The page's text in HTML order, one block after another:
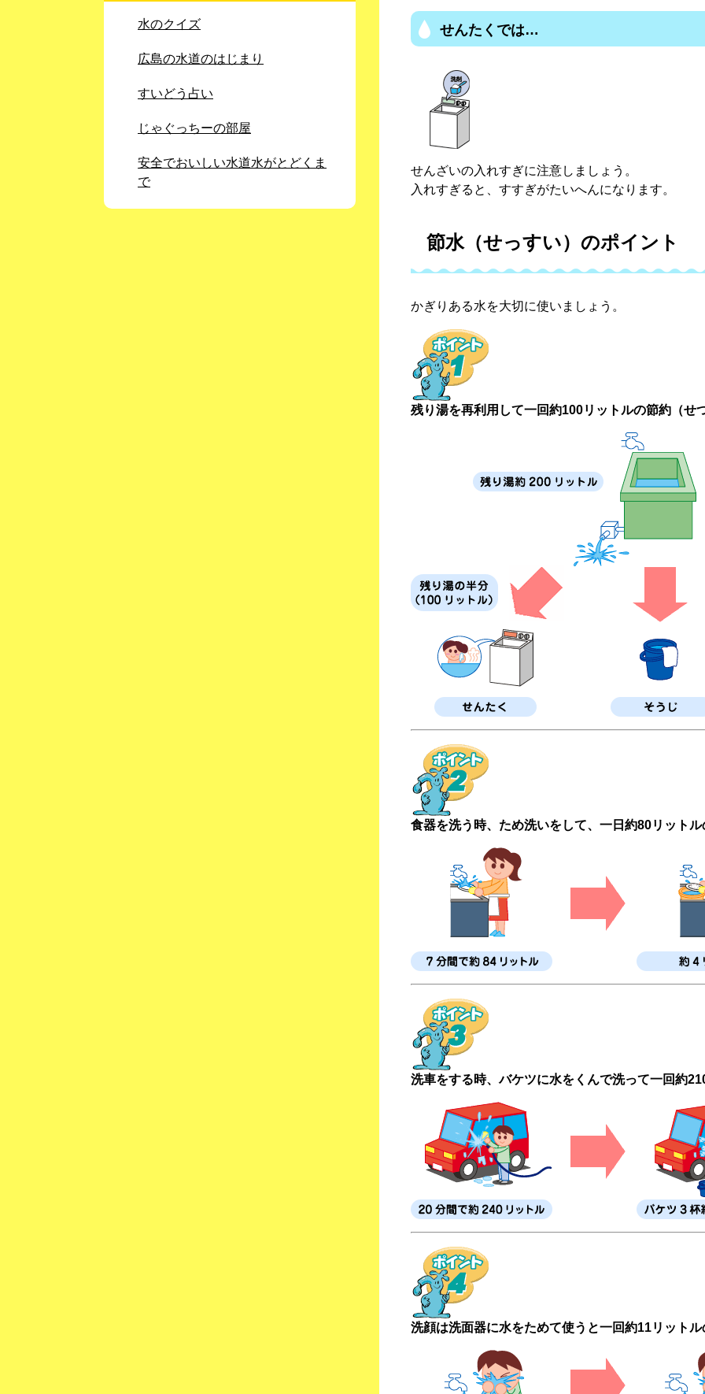
せんたくでは…
せんざいの入れすぎに注意しましょう。
入れすぎると、すすぎがたいへんになります。
節水（せっすい）のポイント
かぎりある水を大切に使いましょう。
残り湯を再利用して一回約100リットルの節約（せ
食器を洗う時、ため洗いをして、一日約80リットル
洗車をする時、バケツに水をくんで洗って一回約
洗顔は洗面器に水をためて使うと一回約11リットル
水のクイズ
広島の水道のはじまり
すいどう占い
じゃぐっちーの部屋
安全でおいしい水道水がとどくま
で